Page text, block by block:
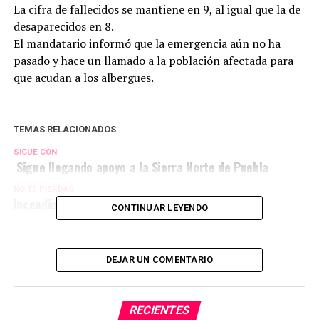
La cifra de fallecidos se mantiene en 9, al igual que la de
desaparecidos en 8.
El mandatario informó que la emergencia aún no ha
pasado y hace un llamado a la población afectada para
que acudan a los albergues.
TEMAS RELACIONADOS
SIGUE CON
️ Sigue llegando apoyo a la Sierra Norte de Puebla
Incendio de vehículo en Ciudad Serdán
CONTINUAR LEYENDO
DEJAR UN COMENTARIO
RECIENTES